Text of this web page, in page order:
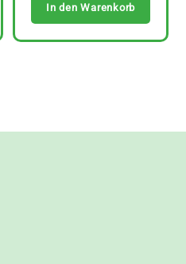
In den Warenkorb